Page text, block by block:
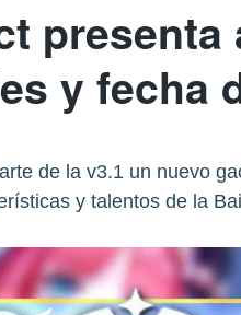
presenta
y fecha
de la v3.1 un nuevo
y talentos de la